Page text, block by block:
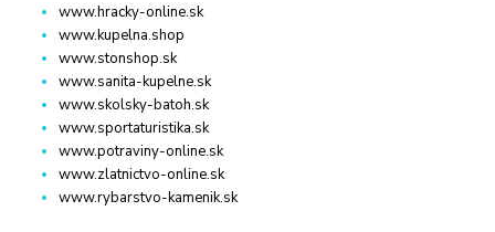
www.hracky-online.sk
www.kupelna.shop
www.stonshop.sk
www.sanita-kupelne.sk
www.skolsky-batoh.sk
www.sportaturistika.sk
www.potraviny-online.sk
www.zlatnictvo-online.sk
www.rybarstvo-kamenik.sk